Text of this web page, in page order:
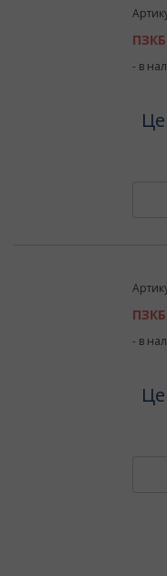
- в
- в